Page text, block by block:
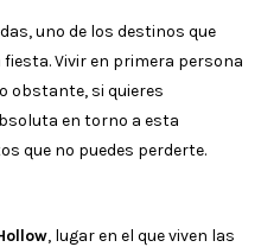
uno de los destinos que
Vivir en primera persona
obstante, si quieres
en torno a esta
que no puedes perderte.
, lugar en el que viven las